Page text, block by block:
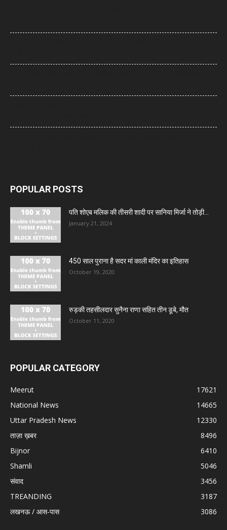
POPULAR POSTS
पति शोएब मलिक की तीसरी शादी पर सानिया मिर्जा ने तोड़ी...
January 21, 2024
450 साल पुराना है सदर मां काली मंदिर का इतिहास
October 19, 2020
रुड़की तहसीलदार सुनैना राणा सहित तीन डूबे, मौत
October 11, 2020
POPULAR CATEGORY
Meerut
17621
National News
14665
Uttar Pradesh News
12330
ताज़ा ख़बर
8496
Bijnor
6410
Shamli
5046
संवाद
3456
TREANDING
3187
लखनऊ / आस-पास
3086